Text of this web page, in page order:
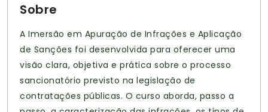
Sobre
A Imersão em Apuração de Infrações e Aplicação
de Sanções foi desenvolvida para oferecer uma
visão clara, objetiva e prática sobre o processo
sancionatório previsto na legislação de
contratações públicas. O curso aborda, passo a